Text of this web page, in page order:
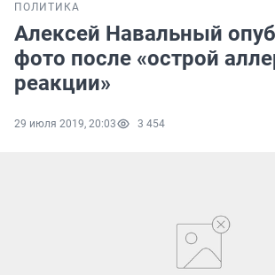
ПОЛИТИКА
Алексей Навальный
фото после «острой
реакции»
29 июля 2019, 20:03 3 454